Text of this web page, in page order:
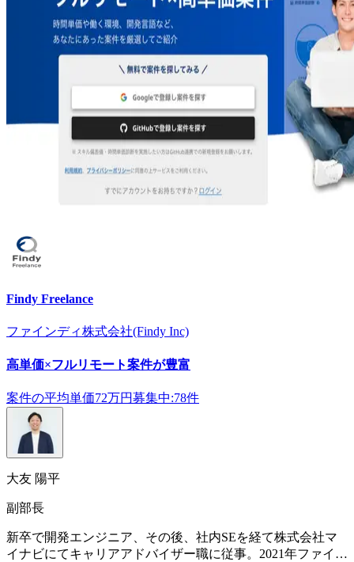
Findy Freelance
ファインディ株式会社(Findy Inc)
高単価×フルリモート案件が豊富
案件の平均単価72万円募集中:78件
大友 陽平
副部長
新卒で開発エンジニア、その後、社内SEを経て株式会社マ
イナビにてキャリアアドバイザー職に従事。2021年ファイン